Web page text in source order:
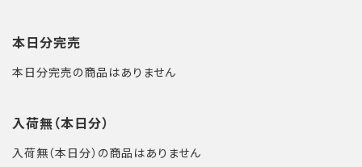
本日分完売
本日分完売の商品はありません
入荷無（本日分）
入荷無（本日分）の商品はありません